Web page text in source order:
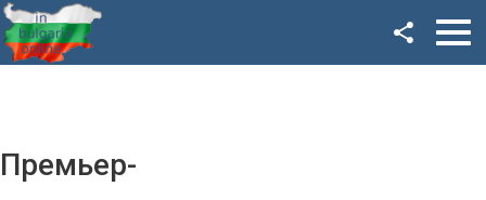
Премьер-